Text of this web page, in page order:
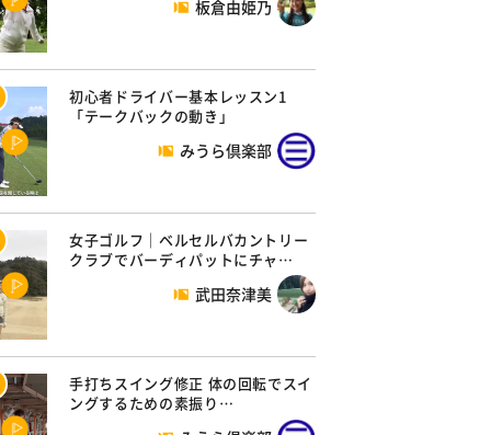
板倉由姫乃
初心者ドライバー基本レッスン1
「テークバックの動き」
みうら倶楽部
女子ゴルフ｜ベルセルバカントリー
クラブでバーディパットにチャ…
武田奈津美
手打ちスイング修正 体の回転でスイ
ングするための素振り…